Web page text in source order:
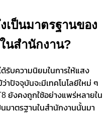
เป็นมาตรฐานของ
นสำนักงาน?
รับความนิยมในการให้แสง
าปัจจุบันจะมีเทคโนโลยีใหม่ ๆ
ยังคงถูกใช้อย่างแพร่หลายใน
มาตรฐานในสำนักงานนั้นมา